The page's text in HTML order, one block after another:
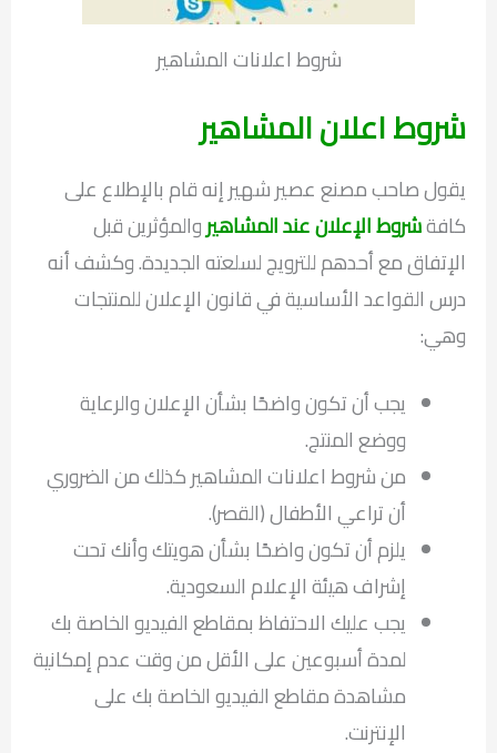
شروط اعلانات المشاهير
شروط اعلان المشاهير
يقول صاحب مصنع عصير شهير إنه قام بالإطلاع على
كافةشروط الإعلان عند المشاهيروالمؤثرين قبل
الإتفاق مع أحدهم للترويج لسلعته الجديدة. وكشف أنه
درس القواعد الأساسية في قانون الإعلان للمنتجات
وهي:
يجب أن تكون واضحًا بشأن الإعلان والرعاية
ووضع المنتج.
من شروط اعلانات المشاهير كذلك من الضروري
أن تراعي الأطفال (القصر).
يلزم أن تكون واضحًا بشأن هويتك وأنك تحت
إشراف هيئة الإعلام السعودية.
يجب عليك الاحتفاظ بمقاطع الفيديو الخاصة بك
لمدة أسبوعين على الأقل من وقت عدم إمكانية
مشاهدة مقاطع الفيديو الخاصة بك على
الإنترنت.